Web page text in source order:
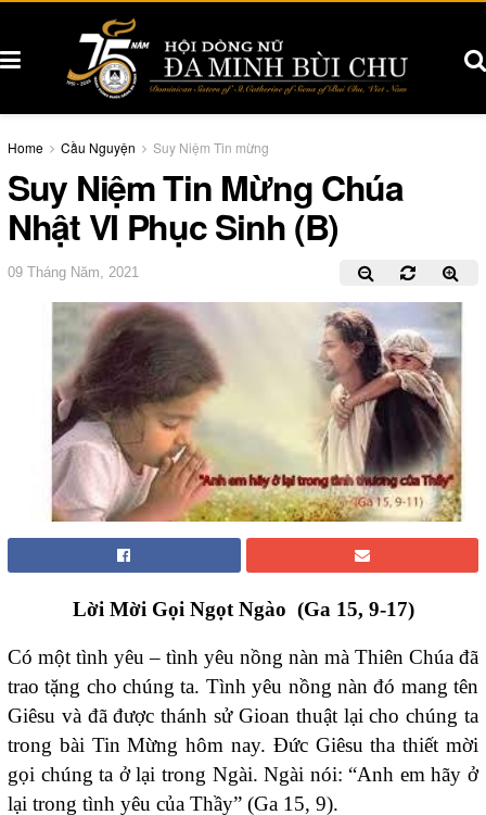
Home Cầu Nguyện Suy Niệm Tin mừng
Suy Niệm Tin Mừng Chúa
Nhật VI Phục Sinh (B)
09 Tháng Năm, 2021
Lời Mời Gọi Ngọt Ngào (Ga 15, 9-17)
Có một tình yêu – tình yêu nồng nàn mà Thiên Chúa đã
trao tặng cho chúng ta. Tình yêu nồng nàn đó mang tên
Giêsu và đã được thánh sử Gioan thuật lại cho chúng ta
trong bài Tin Mừng hôm nay. Đức Giêsu tha thiết mời
gọi chúng ta ở lại trong Ngài. Ngài nói: “Anh em hãy ở
lại trong tình yêu của Thầy” (Ga 15, 9).